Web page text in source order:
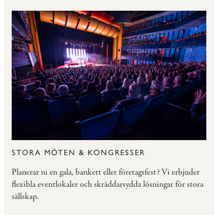
STORA MÖTEN & KONGRESSER
Planerar ni en gala, bankett eller företagsfest? Vi erbjuder
flexibla eventlokaler och skräddarsydda lösningar för stora
sällskap.